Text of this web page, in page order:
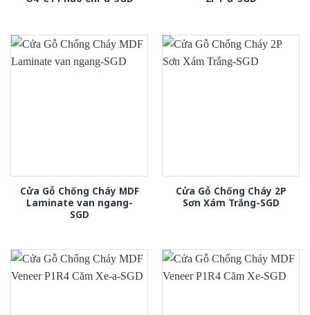
Cửa Gỗ Chống Cháy MDF
Laminate van ngang-
SGD
Cửa Gỗ Chống Cháy 2P
Sơn Xám Trắng-SGD